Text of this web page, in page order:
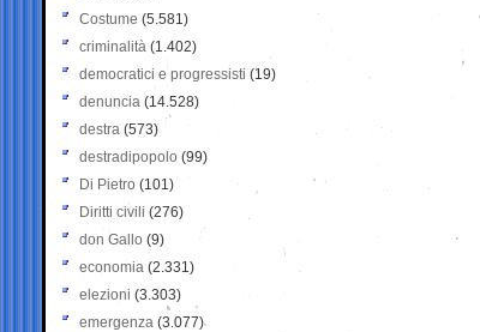
Costume (5.581)
criminalità (1.402)
democratici e progressisti (19)
denuncia (14.528)
destra (573)
destradipopolo (99)
Di Pietro (101)
Diritti civili (276)
don Gallo (9)
economia (2.331)
elezioni (3.303)
emergenza (3.077)